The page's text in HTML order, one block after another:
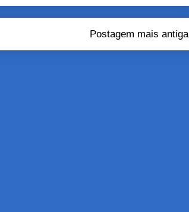
Postagem mais antiga